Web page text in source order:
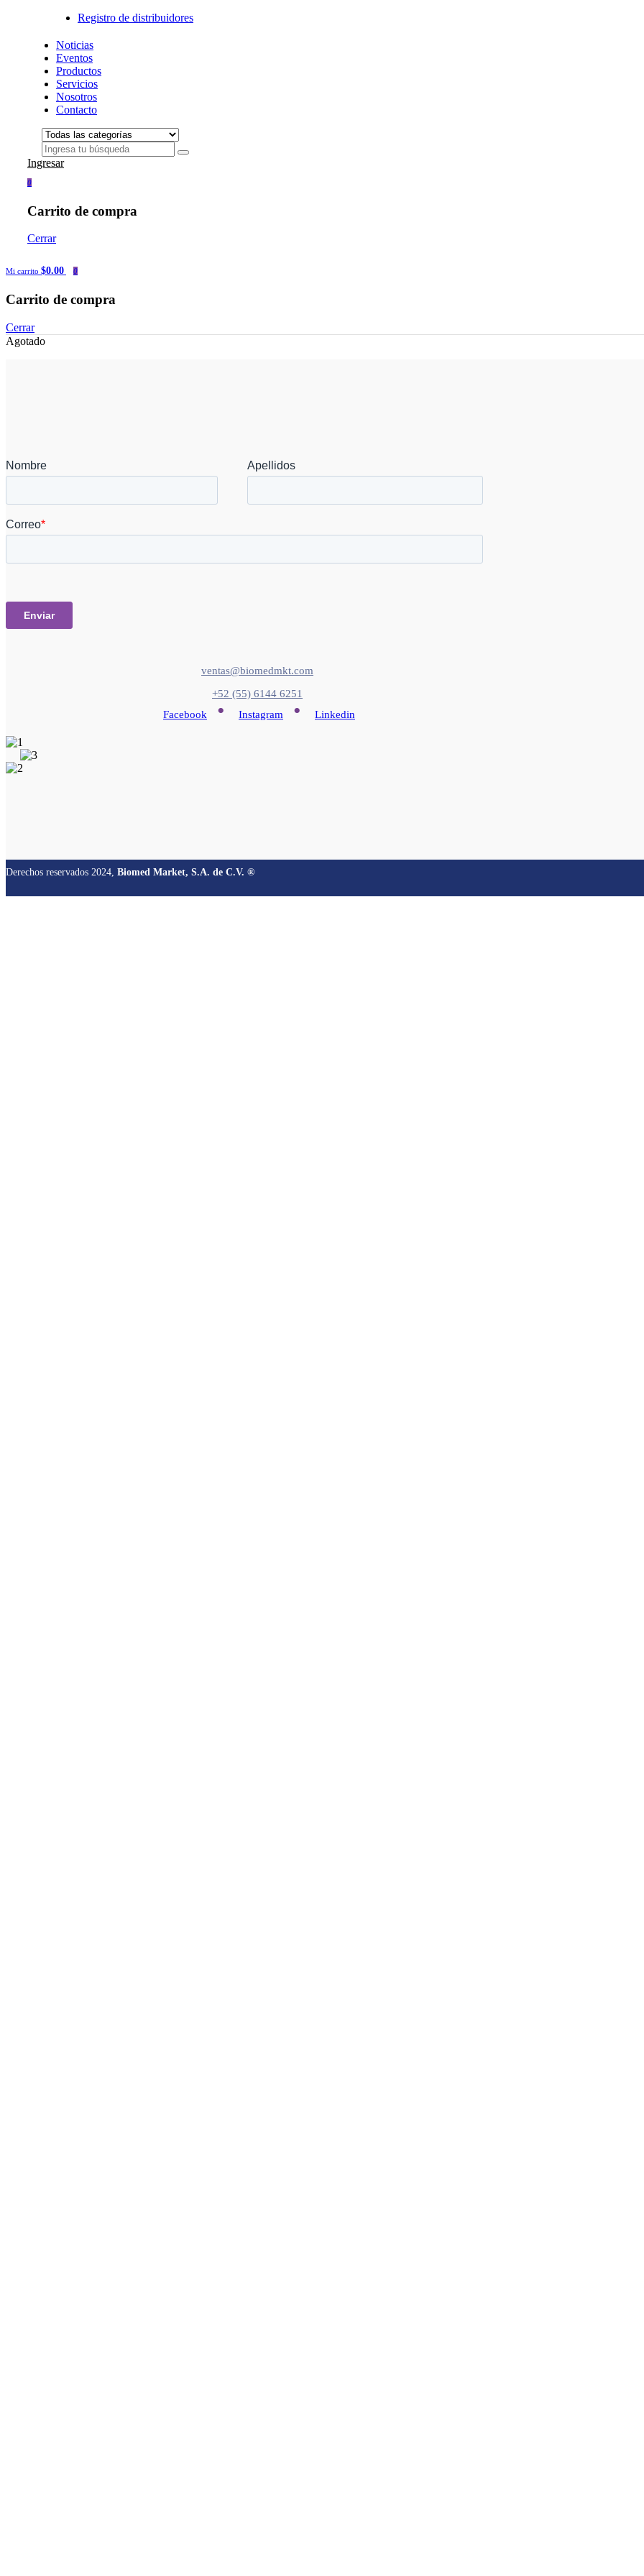
Registro de distribuidores
Noticias
Eventos
Productos
Servicios
Nosotros
Contacto
Ingresar
0
Carrito de compra
Cerrar
Mi carrito $0.00 0
Carrito de compra
Cerrar
Agotado
ventas@biomedmkt.com
+52 (55) 6144 6251
Facebook
• Instagram • Linkedin
Derechos reservados 2024, Biomed Market, S.A. de C.V. ®